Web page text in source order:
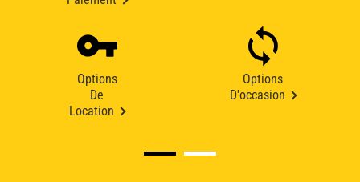
Options
De
Location
Options
D'occasion